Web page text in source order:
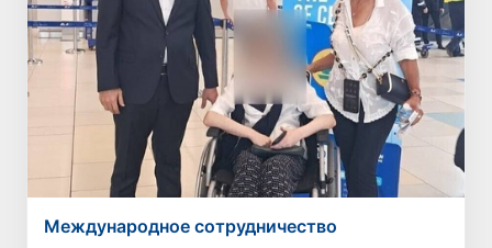
Международное сотрудничество